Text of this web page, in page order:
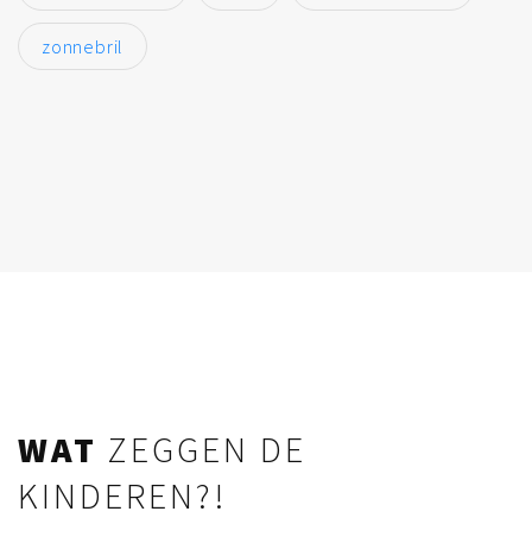
zonnebril
WAT ZEGGEN DE
KINDEREN?!